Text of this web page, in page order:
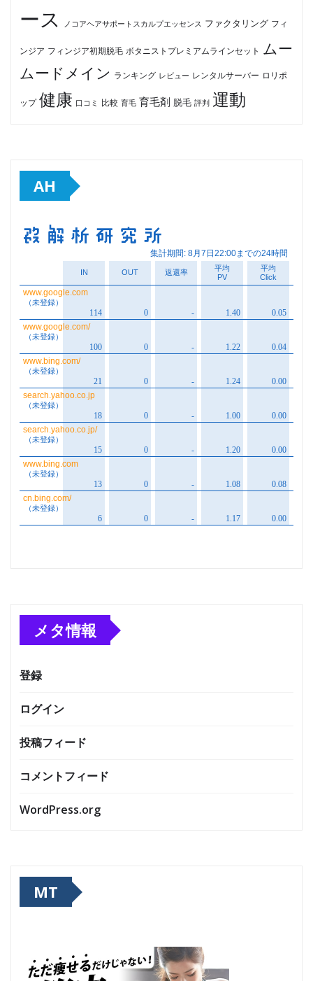
ース ノコアヘアサポートスカルプエッセンス ファクタリング フィ
ンジア フィンジア初期脱毛 ボタニストプレミアムラインセット ムー
ムードメイン ランキング レビュー レンタルサーバー ロリポ
ップ 健康 口コミ 比較 育毛 育毛剤 脱毛 評判 運動
AH
メタ情報
登録
ログイン
投稿フィード
コメントフィード
WordPress.org
MT